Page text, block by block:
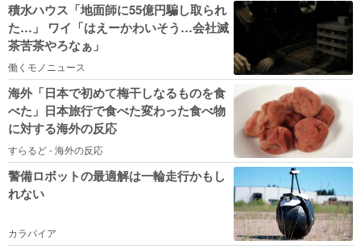
積水ハウス「地面師に55億円騙し取られ
た…」 ワイ「はえーかわいそう…会社滅
茶苦茶やろなぁ」
働くモノニュース
海外「日本で初めて梅干しなるものを食
べた」日本旅行で食べた変わった食べ物
に対する海外の反応
すらるど - 海外の反応
警備ロボットの最適解は一輪走行かもし
れない
カラパイア